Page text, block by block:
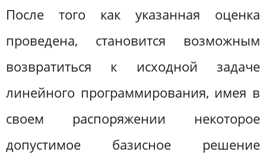
После того как указанная оценка
проведена, становится возможным
возвратиться к исходной задаче
линейного программирования, имея в
своем распоряжении некоторое
допустимое базисное решение